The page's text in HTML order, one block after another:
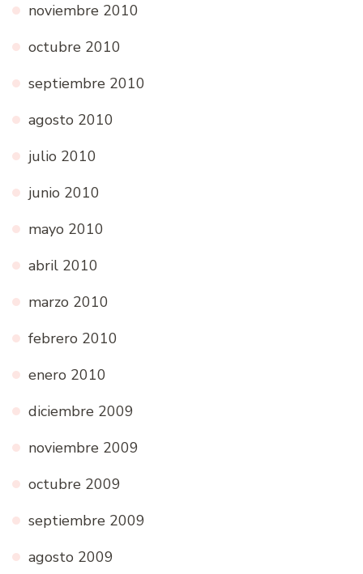
noviembre 2010
octubre 2010
septiembre 2010
agosto 2010
julio 2010
junio 2010
mayo 2010
abril 2010
marzo 2010
febrero 2010
enero 2010
diciembre 2009
noviembre 2009
octubre 2009
septiembre 2009
agosto 2009